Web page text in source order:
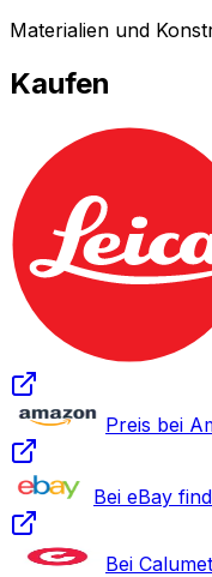
Materialien und
Kaufen
Preis bei
Bei eBay
Bei